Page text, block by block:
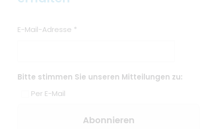
E-Mail-Adresse *
Bitte stimmen Sie unseren Mitteilungen zu:
Per E-Mail